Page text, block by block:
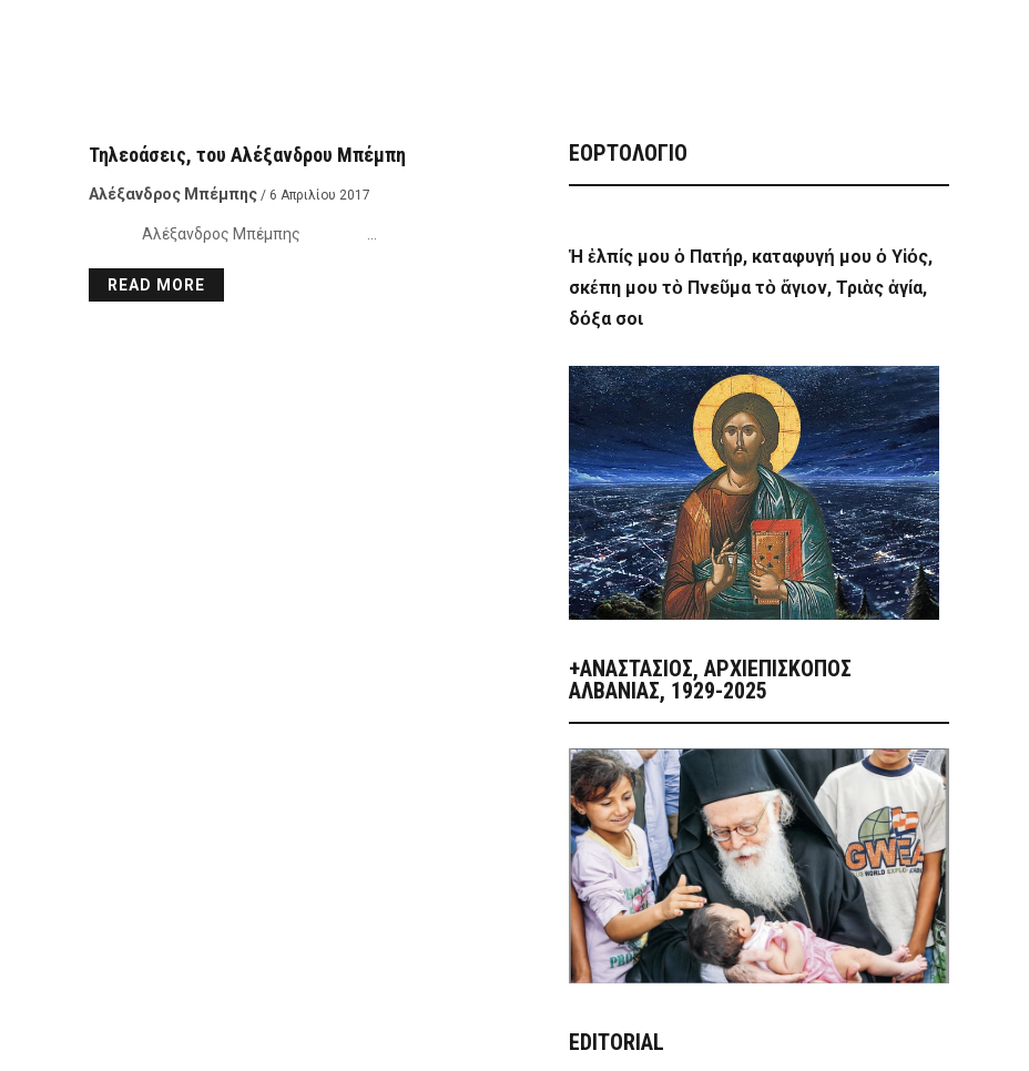
Τηλεοάσεις, του Αλέξανδρου Μπέμπη
Αλέξανδρος Μπέμπης / 6 Απριλίου 2017
Αλέξανδρος Μπέμπης …
READ MORE
ΕΟΡΤΟΛΟΓΙΟ
Ἡ ἐλπίς μου ὁ Πατήρ, καταφυγή μου ὁ Υἱός,
σκέπη μου τὸ Πνεῦμα τὸ ἅγιον, Τριὰς ἁγία,
δόξα σοι
+ΑΝΑΣΤΆΣΙΟΣ, ΑΡΧΙΕΠΊΣΚΟΠΟΣ
ΑΛΒΑΝΊΑΣ, 1929-2025
EDITORIAL